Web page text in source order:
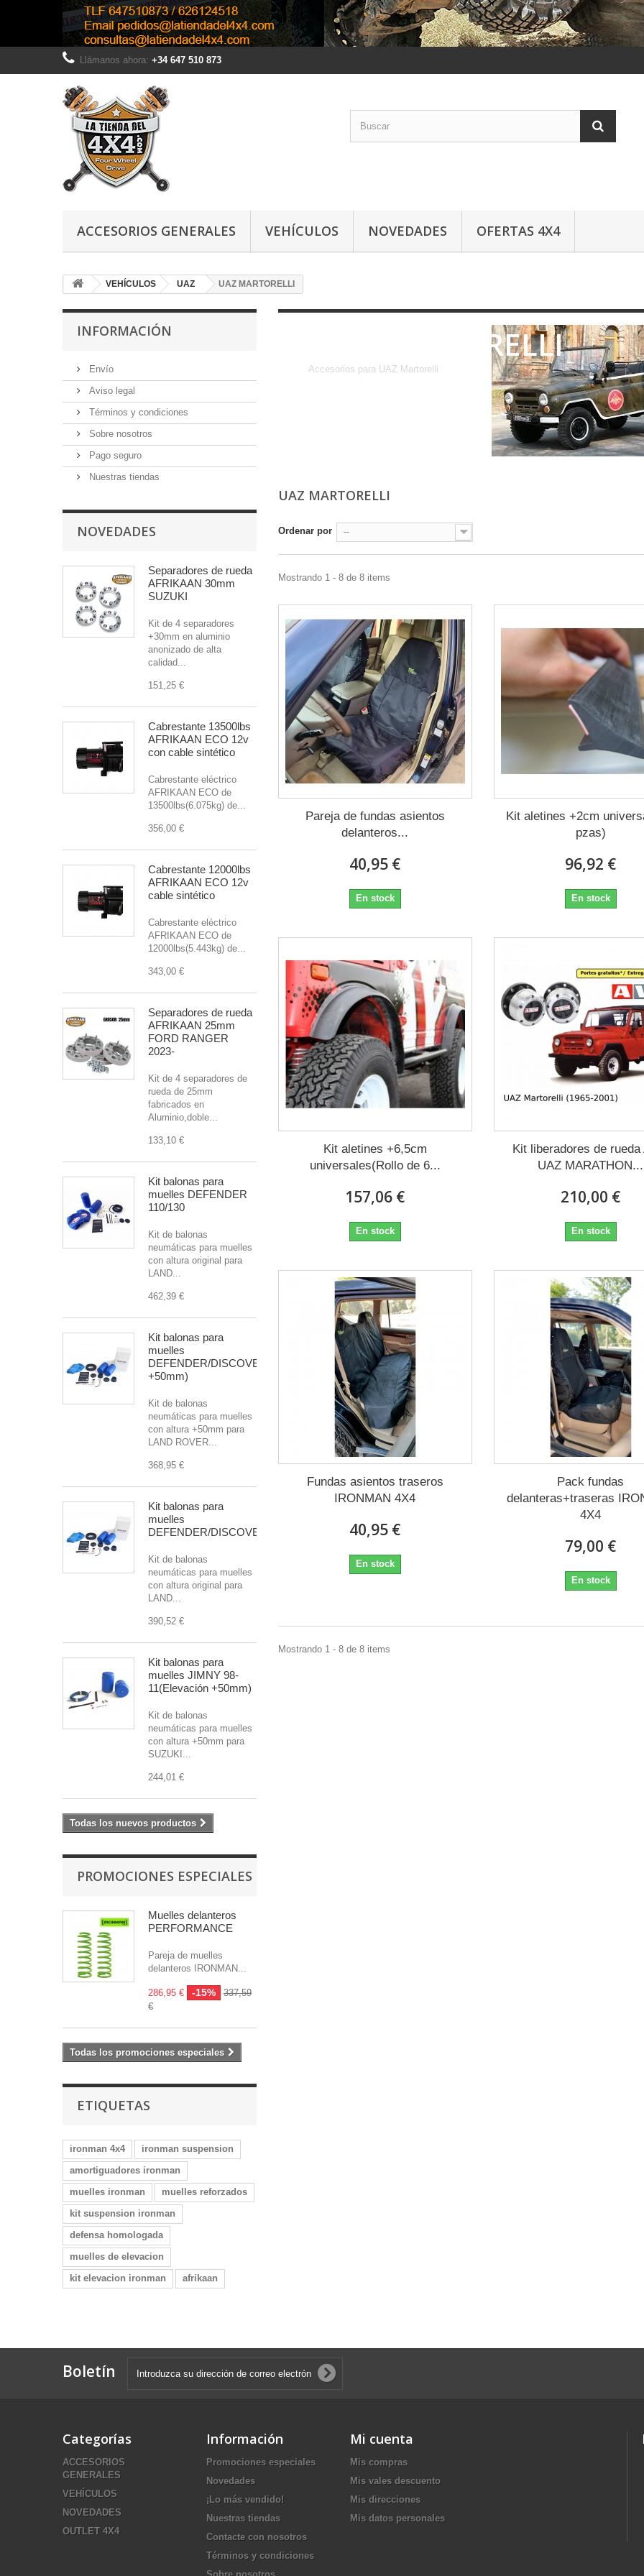
Llámanos ahora: +34 647 510 873
ACCESORIOS GENERALES VEHÍCULOS NOVEDADES OFERTAS 4X4
VEHÍCULOS UAZ UAZ MARTORELLI
INFORMACIÓN
Envío
Aviso legal
Términos y condiciones
Sobre nosotros
Pago seguro
Nuestras tiendas
NOVEDADES
Separadores de rueda
AFRIKAAN 30mm
SUZUKI
Kit de 4 separadores
+30mm en aluminio
anonizado de alta
calidad...
151,25 €
Cabrestante 13500lbs
AFRIKAAN ECO 12v
con cable sintético
Cabrestante eléctrico
AFRIKAAN ECO de
13500lbs(6.075kg) de...
356,00 €
Cabrestante 12000lbs
AFRIKAAN ECO 12v
cable sintético
Cabrestante eléctrico
AFRIKAAN ECO de
12000lbs(5.443kg) de...
343,00 €
Separadores de rueda
AFRIKAAN 25mm
FORD RANGER
2023-
Kit de 4 separadores de
rueda de 25mm
fabricados en
Aluminio,doble...
133,10 €
Kit balonas para
muelles DEFENDER
110/130
Kit de balonas
neumáticas para muelles
con altura original para
LAND...
462,39 €
Kit balonas para
muelles
DEFENDER/DISCOVERY/R.ROVER(Elevación
+50mm)
Kit de balonas
neumáticas para muelles
con altura +50mm para
LAND ROVER...
368,95 €
Kit balonas para
muelles
DEFENDER/DISCOVERY/R.ROVER
Kit de balonas
neumáticas para muelles
con altura original para
LAND...
390,52 €
Kit balonas para
muelles JIMNY 98-
11(Elevación +50mm)
Kit de balonas
neumáticas para muelles
con altura +50mm para
SUZUKI...
244,01 €
Todas los nuevos productos
PROMOCIONES ESPECIALES
Muelles delanteros
PERFORMANCE
Pareja de muelles
delanteros IRONMAN...
286,95 € -15%
337,59
€
Todas los promociones especiales
ETIQUETAS
ironman 4x4
ironman suspension
amortiguadores ironman
muelles ironman
muelles reforzados
kit suspension ironman
defensa homologada
muelles de elevacion
kit elevacion ironman
afrikaan
UAZ MARTORELLI
Accesorios para UAZ Martorelli
UAZ MARTORELLI
Ordenar por --
Mostrando 1 - 8 de 8 items
Pareja de fundas asientos
delanteros...
40,95 €
En stock
Kit aletines +2cm
pzas)
96,92 €
En stock
Kit aletines +6,5cm
universales(Rollo de 6...
157,06 €
En stock
Kit liberadores de rueda
UAZ MARATHON...
210,00 €
En stock
Fundas asientos traseros
IRONMAN 4X4
40,95 €
En stock
Pack fundas
delanteras+traseras
4X4
79,00 €
En stock
Mostrando 1 - 8 de 8 items
Boletín
Categorías
ACCESORIOS
GENERALES
VEHÍCULOS
NOVEDADES
OUTLET 4X4
Información
Promociones especiales
Novedades
¡Lo más vendido!
Nuestras tiendas
Contacte con nosotros
Términos y condiciones
Mi cuenta
Mis compras
Mis vales descuento
Mis direcciones
Mis datos personales